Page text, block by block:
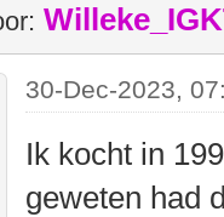
30-Dec-2023,
Ik kocht in
geweten had